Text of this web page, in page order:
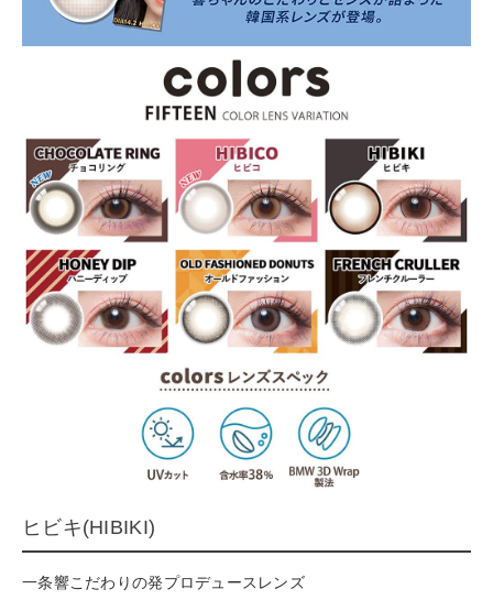
ヒビキ(HIBIKI)
一条響こだわりの発プロデュースレンズ